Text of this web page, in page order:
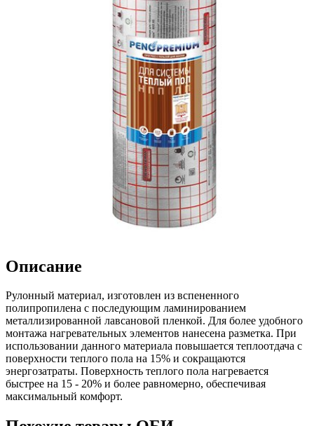
Описание
Рулонный материал, изготовлен из вспененного
полипропилена с последующим ламинированием
металлизированной лавсановой пленкой. Для более удобного
монтажа нагревательных элементов нанесена разметка. При
использовании данного материала повышается теплоотдача с
поверхности теплого пола на 15% и сокращаются
энергозатраты. Поверхность теплого пола нагревается
быстрее на 15 - 20% и более равномерно, обеспечивая
максимальный комфорт.